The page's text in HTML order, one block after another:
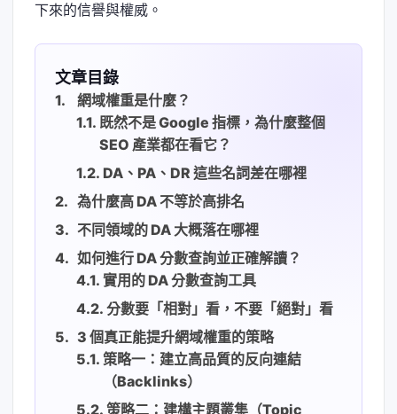
下來的信譽與權威。
文章目錄
網域權重是什麼？
既然不是 Google 指標，為什麼整個
SEO 產業都在看它？
DA、PA、DR 這些名詞差在哪裡
為什麼高 DA 不等於高排名
不同領域的 DA 大概落在哪裡
如何進行 DA 分數查詢並正確解讀？
實用的 DA 分數查詢工具
分數要「相對」看，不要「絕對」看
3 個真正能提升網域權重的策略
策略一：建立高品質的反向連結
（Backlinks）
策略二：建構主題叢集（Topic